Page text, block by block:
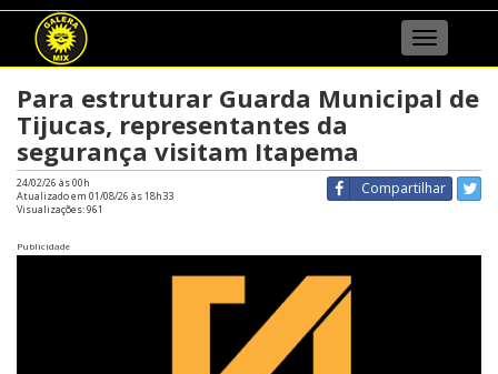
Menu
Para estruturar Guarda Municipal de
Tijucas, representantes da
segurança visitam Itapema
Compartilhar
24/02/26 às 00h
Atualizado em 01/08/26 às 18h33
Visualizações:961
Publicidade